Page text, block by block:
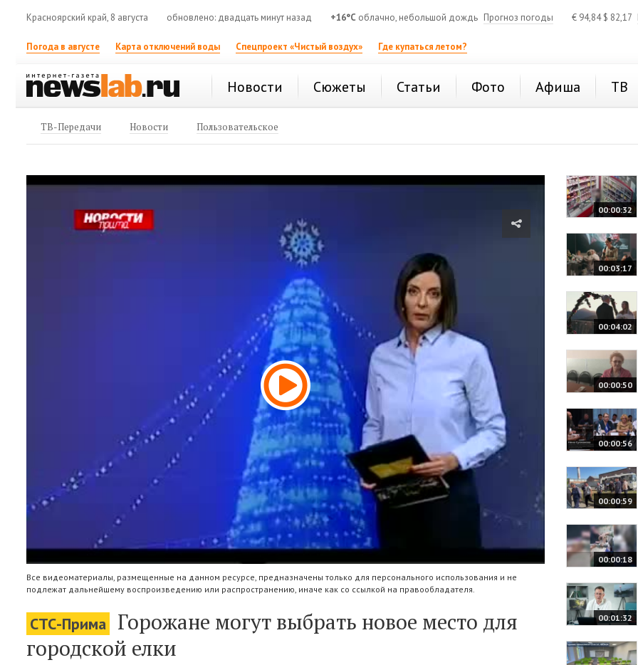
Красноярский край, 8 августа обновлено: двадцать минут назад +16°C облачно, небольшой дождь Прогноз погоды € 94,84$ 82,17
Погода в августе Карта отключений воды Спецпроект «Чистый воздух» Где купаться летом?
Новости Сюжеты Статьи Фото Афиша ТВ
ТВ-Передачи Новости Пользовательское
Все видеоматериалы, размещенные на данном ресурсе, предназначены только для персонального использования и не
подлежат дальнейшему воспроизведению или распространению, иначе как со ссылкой на правообладателя.
СТС-Прима
Горожане могут выбрать новое место для
городской елки
00:00:32
00:03:17
00:04:02
00:00:50
00:00:56
00:00:59
00:00:18
00:01:32